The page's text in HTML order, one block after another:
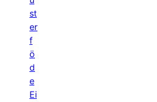
st
er
f
ö
d
e
Ei